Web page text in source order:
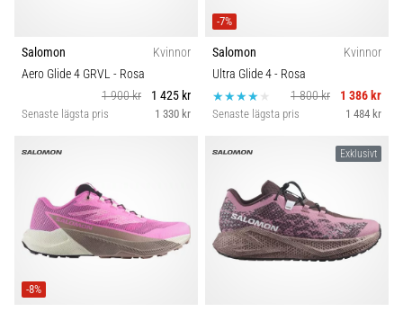
Salomon
Kvinnor
Aero Glide 4 GRVL - Rosa
1 900 kr
1 425 kr
Senaste lägsta pris 1 330 kr
-7%
Salomon
Kvinnor
Ultra Glide 4- Rosa
1 800 kr
1 386 kr
Senaste lägsta pris 1 484 kr
-8%
Exklusivt